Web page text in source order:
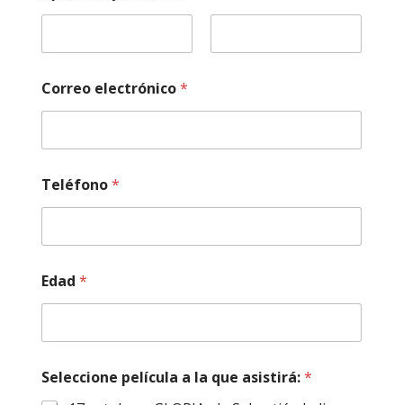
r
e
C
o
m
n
a
s
d
a
Correo electrónico*
Teléfono*
Edad *
Seleccione película a la que asistirá:*